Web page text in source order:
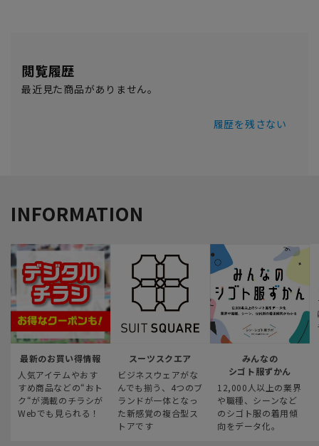
閲覧履歴
最近見た商品がありません。
履歴を残さない
INFORMATION
最新のお買い得情報
人気アイテムやおす
すめ商品などの“おト
ク“が満載のチラシが
Webでも見られる！
スーツスクエア
ビジネスウェアがな
んでも揃う、4つのブ
ランドが一体となっ
た新感覚の複合型ス
トアです
みんなの
シゴト服ずかん
12,000人以上の業界
や職種、シーンなど
のシゴト服の着用傾
向をデータ化。